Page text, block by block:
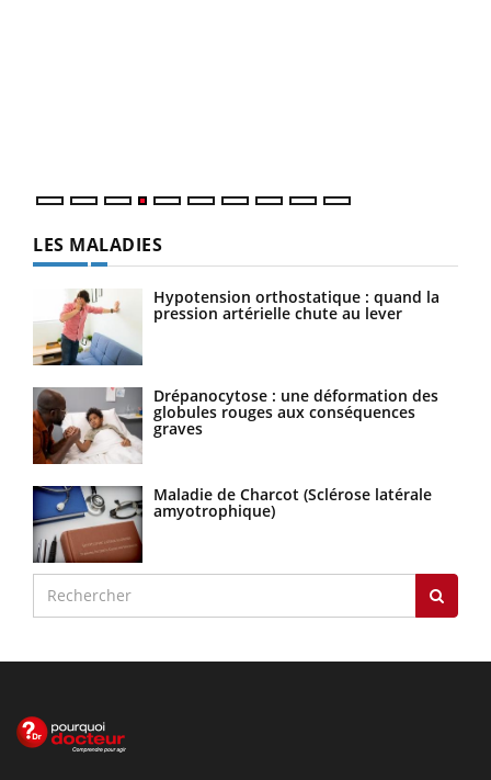
LES MALADIES
Hypotension orthostatique : quand la
pression artérielle chute au lever
Drépanocytose : une déformation des
globules rouges aux conséquences
graves
Maladie de Charcot (Sclérose latérale
amyotrophique)